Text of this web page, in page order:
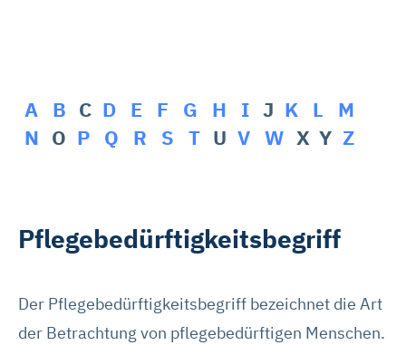
A B C D E F G H I J K L
M
N O P Q R S T U V W X Y Z
Pflegebedürftigkeitsbegriff
Der Pflegebedürftigkeitsbegriff bezeichnet die Art
der Betrachtung von pflegebedürftigen Menschen.